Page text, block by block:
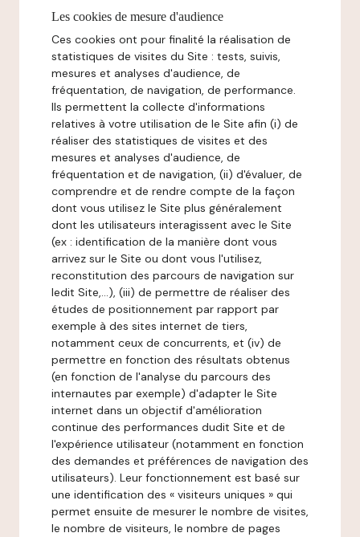
Les cookies de mesure d'audience
Ces cookies ont pour finalité la réalisation de
statistiques de visites du Site : tests, suivis,
mesures et analyses d'audience, de
fréquentation, de navigation, de performance.
Ils permettent la collecte d'informations
relatives à votre utilisation de le Site afin (i) de
réaliser des statistiques de visites et des
mesures et analyses d'audience, de
fréquentation et de navigation, (ii) d'évaluer, de
comprendre et de rendre compte de la façon
dont vous utilisez le Site plus généralement
dont les utilisateurs interagissent avec le Site
(ex : identification de la manière dont vous
arrivez sur le Site ou dont vous l'utilisez,
reconstitution des parcours de navigation sur
ledit Site,...), (iii) de permettre de réaliser des
études de positionnement par rapport par
exemple à des sites internet de tiers,
notamment ceux de concurrents, et (iv) de
permettre en fonction des résultats obtenus
(en fonction de l'analyse du parcours des
internautes par exemple) d'adapter le Site
internet dans un objectif d'amélioration
continue des performances dudit Site et de
l'expérience utilisateur (notamment en fonction
des demandes et préférences de navigation des
utilisateurs). Leur fonctionnement est basé sur
une identification des « visiteurs uniques » qui
permet ensuite de mesurer le nombre de visites,
le nombre de visiteurs, le nombre de pages